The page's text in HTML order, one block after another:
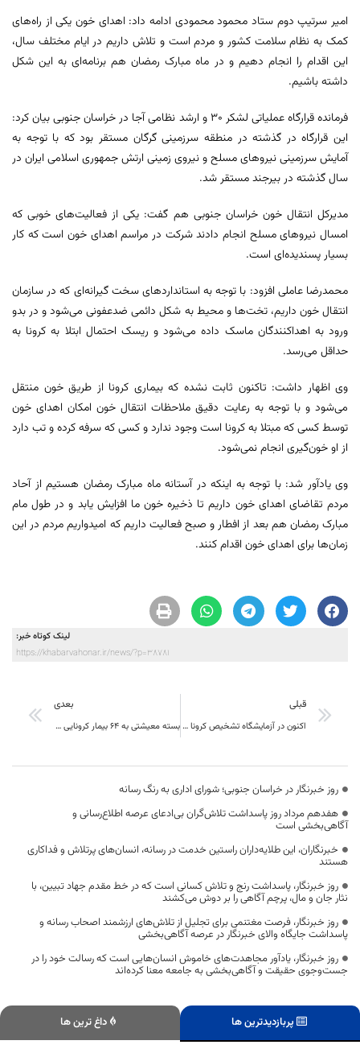
امیر سرتیپ دوم ستاد محمود محمودی ادامه داد: اهدای خون یکی از راه‌های
کمک به نظام سلامت کشور و مردم است و تلاش داریم در ایام مختلف سال،
این اقدام را انجام دهیم و در ماه مبارک رمضان هم برنامه‌ای به این شکل
داشته باشیم.
فرمانده قرارگاه عملیاتی لشکر ۳۰ و ارشد نظامی آجا در خراسان جنوبی بیان کرد:
این قرارگاه در گذشته در منطقه سرزمینی گرگان مستقر بود که با توجه به
آمایش سرزمینی نیروهای مسلح و نیروی زمینی ارتش جمهوری اسلامی ایران در
سال گذشته در بیرجند مستقر شد.
مدیرکل انتقال خون خراسان جنوبی هم گفت: یکی از فعالیت‌های خوبی که
امسال نیروهای مسلح انجام دادند شرکت در مراسم اهدای خون است که کار
بسیار پسندیده‌ای است.
محمدرضا عاملی افزود: با توجه به استانداردهای سخت گیرانه‌ای که در سازمان
انتقال خون داریم، تخت‌ها و محیط به شکل دائمی ضدعفونی می‌شود و در بدو
ورود به اهداکنندگان ماسک داده می‌شود و ریسک احتمال ابتلا به کرونا به
حداقل می‌رسد.
وی اظهار داشت: تاکنون ثابت نشده که بیماری کرونا از طریق خون منتقل
می‌شود و با توجه به رعایت دقیق ملاحظات انتقال خون امکان اهدای خون
توسط کسی که مبتلا به کرونا است وجود ندارد و کسی که سرفه کرده و تب دارد
از او خون‌گیری انجام نمی‌شود.
وی یادآور شد: با توجه به اینکه در آستانه ماه مبارک رمضان هستیم از آحاد
مردم تقاضای اهدای خون داریم تا ذخیره خون ما افزایش یابد و در طول مام
مبارک رمضان هم بعد از افطار و صبح فعالیت داریم که امیدواریم مردم در این
زمان‌ها برای اهدای خون اقدام کنند.
لینک کوتاه خبر:
https://khabarvahonar.ir/news/?p=38781
قبلی
اکنون در آزمایشگاه تشخیص کرونا ویروس بیمارستان ولیعصر(عج) بیرجند، توانایی پاسخ‌دهی به 150 نمونه در روز را داریم
بعدی
بسته معیشتی به ۶۴ بیمار کرونایی نیازمند در خراسان جنوبی اهدا شد
روز خبرنگار در خراسان جنوبی؛ شورای اداری به رنگ رسانه
هفدهم مرداد روز پاسداشت تلاش‌گران بی‌ادعای عرصه اطلاع‌رسانی و
آگاهی‌بخشی است
خبرنگاران، این طلایه‌داران راستین خدمت در رسانه، انسان‌های پرتلاش و فداکاری
هستند
روز خبرنگار، پاسداشت رنج و تلاش کسانی است که در خط مقدم جهاد تبیین، با
نثار جان و مال، پرچم آگاهی را بر دوش می‌کشند
روز خبرنگار، فرصت مغتنمی برای تجلیل از تلاش‌های ارزشمند اصحاب رسانه و
پاسداشت جایگاه والای خبرنگار در عرصه آگاهی‌بخشی
روز خبرنگار، یادآور مجاهدت‌های خاموش انسان‌هایی است که رسالت خود را در
جست‌وجوی حقیقت و آگاهی‌بخشی به جامعه معنا کرده‌اند
پربازدیدترین ها داغ ترین ها